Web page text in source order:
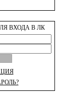
ВХОДА В ЛК